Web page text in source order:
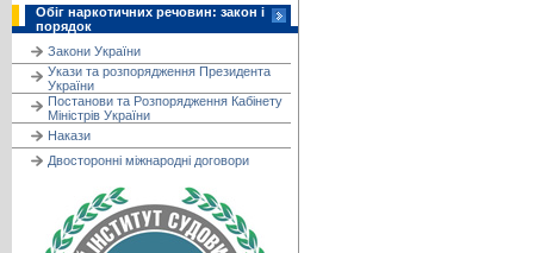
Обіг наркотичних речовин: закон і
порядок
Закони України
Укази та розпорядження Президента
України
Постанови та Розпорядження Кабінету
Міністрів України
Накази
Двосторонні міжнародні договори